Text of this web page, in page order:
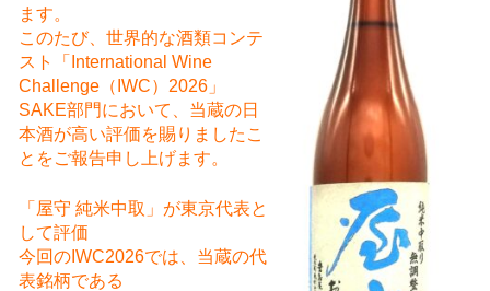
ます。
このたび、世界的な酒類コンテ
スト「International Wine
Challenge（IWC）2026」
SAKE部門において、当蔵の日
本酒が高い評価を賜りましたこ
とをご報告申し上げます。
「屋守 純米中取」が東京代表と
して評価
今回のIWC2026では、当蔵の代
表銘柄である